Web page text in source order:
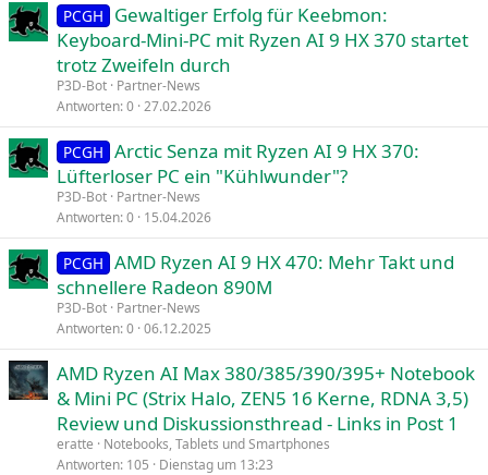
Verdana
PCGH
Gewaltiger Erfolg für Keebmon:
Keyboard-Mini-PC mit Ryzen AI 9 HX 370 startet
trotz Zweifeln durch
P3D-Bot Partner-News
Antworten 0 27.02.2026
PCGH Arctic Senza mit Ryzen AI 9 HX 370:
Lüfterloser PC ein "Kühlwunder"?
P3D-Bot Partner-News
Antworten 0 15.04.2026
PCGH AMD Ryzen AI 9 HX 470: Mehr Takt und
schnellere Radeon 890M
P3D-Bot Partner-News
Antworten 0 06.12.2025
AMD Ryzen AI Max 380/385/390/395+ Notebook
& Mini PC (Strix Halo, ZEN5 16 Kerne, RDNA 3,5)
Review und Diskussionsthread - Links in Post 1
eratte
Notebooks, Tablets und Smartphones
Antworten 105 Dienstag um 13:23